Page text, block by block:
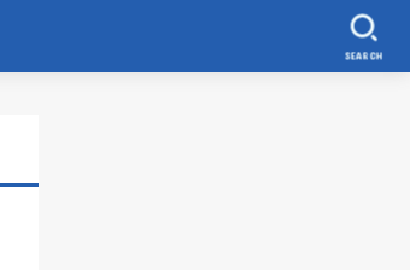
SEARCH